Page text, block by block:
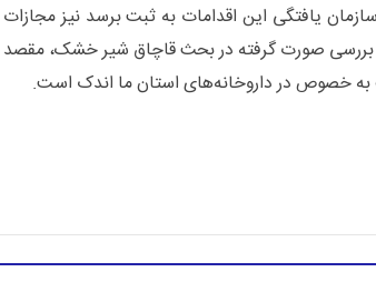
یافتگی این اقدامات به ثبت برسد نیز مجازات
صورت گرفته در بحث قاچاق شیر خشک، مقصد
خصوص در داروخانه‌های استان ما اندک است.